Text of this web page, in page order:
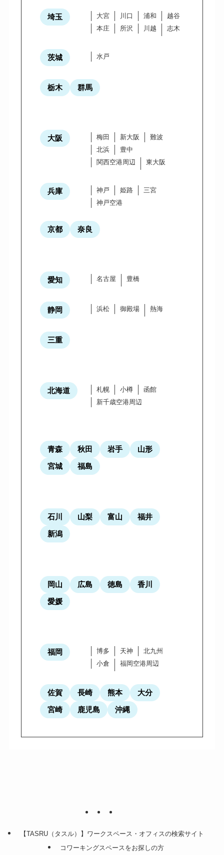
埼玉 大宮 川口 浦和
越谷
本庄
所沢 川越 志木
茨城 水戸
栃木 群馬
大阪 梅田 新大阪
難波
北浜
豊中
関西空港周辺
東大阪
兵庫 神戸 姫路
三宮
神戸空港
京都 奈良
愛知 名古屋 豊橋
静岡 浜松 御殿場 熱海
三重
北海道 札幌 小樽
函館
新千歳空港周辺
青森 秋田 岩手
山形
宮城
福島
石川 山梨 富山
福井
新潟
岡山 広島 徳島
香川
愛媛
福岡 博多 天神
北九州
小倉
福岡空港周辺
佐賀 長崎 熊本
大分
宮崎
鹿児島 沖縄
【TASRU（タスル）】ワークスペース・オフィスの検索サイト
コワーキングスペースをお探しの方